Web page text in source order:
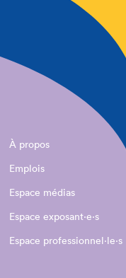
À propos
Emplois
Espace médias
Espace exposant·e⋅s
Espace professionnel·le⋅s